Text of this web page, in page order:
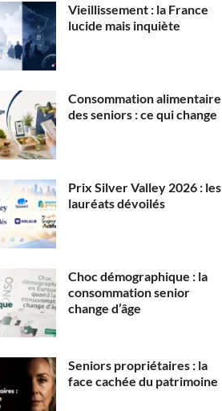
Vieillissement : la France
lucide mais inquiète
Consommation alimentaire
des seniors : ce qui change
Prix Silver Valley 2026 : les
lauréats dévoilés
Choc démographique : la
consommation senior
change d’âge
Seniors propriétaires : la
face cachée du patrimoine